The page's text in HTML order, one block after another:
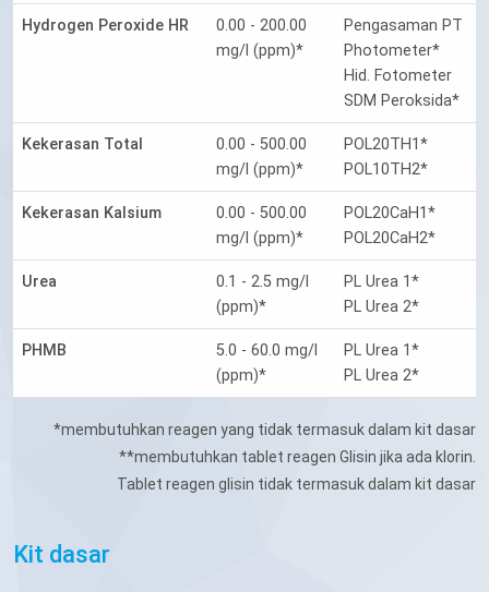
Hydrogen Peroxide HR
0.00 - 200.00
mg/l (ppm)*
Pengasaman PT
Photometer*
Hid. Fotometer
SDM Peroksida*
Kekerasan Total
0.00 - 500.00
mg/l (ppm)*
POL20TH1*
POL10TH2*
Kekerasan Kalsium
0.00 - 500.00
mg/l (ppm)*
POL20CaH1*
POL20CaH2*
Urea
0.1 - 2.5 mg/l
(ppm)*
PL Urea 1*
PL Urea 2*
PHMB
5.0 - 60.0 mg/l
(ppm)*
PL Urea 1*
PL Urea 2*
*membutuhkan reagen yang tidak termasuk dalam kit dasar
**membutuhkan tablet reagen Glisin jika ada klorin.
Tablet reagen glisin tidak termasuk dalam kit dasar
Kit dasar